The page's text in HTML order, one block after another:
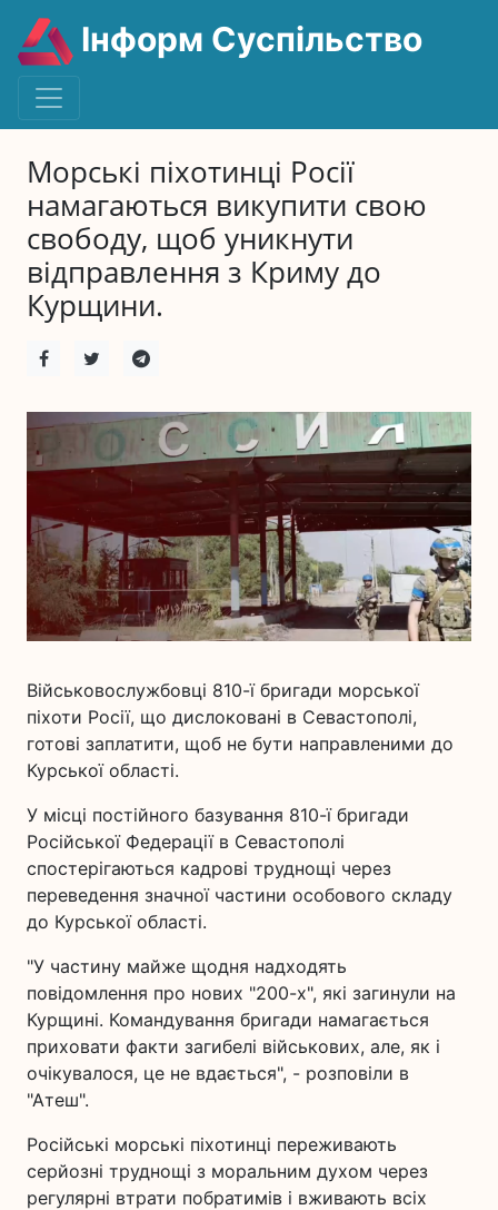
Інформ Суспільство
Морські піхотинці Росії
намагаються викупити свою
свободу, щоб уникнути
відправлення з Криму до
Курщини.
Військовослужбовці 810-ї бригади морської
піхоти Росії, що дислоковані в Севастополі,
готові заплатити, щоб не бути направленими до
Курської області.
У місці постійного базування 810-ї бригади
Російської Федерації в Севастополі
спостерігаються кадрові труднощі через
переведення значної частини особового складу
до Курської області.
"У частину майже щодня надходять
повідомлення про нових "200-х", які загинули на
Курщині. Командування бригади намагається
приховати факти загибелі військових, але, як і
очікувалося, це не вдається", - розповіли в
"Атеш".
Російські морські піхотинці переживають
серйозні труднощі з моральним духом через
регулярні втрати побратимів і вживають всіх